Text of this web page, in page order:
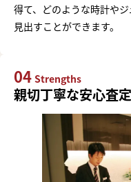
得て、どのような時計や
見出すことができます。
04 Strengths
親切丁寧な安心査定